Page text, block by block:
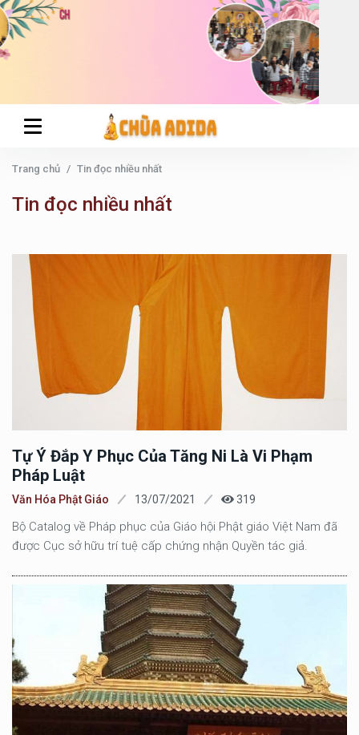
Trang chủ Tin đọc nhiều nhất
Tin đọc nhiều nhất
Tự Ý Đắp Y Phục Của Tăng Ni Là Vi Phạm
Pháp Luật
Văn Hóa Phật Giáo 13/07/2021 319
Bộ Catalog về Pháp phục của Giáo hội Phật giáo Việt Nam đã
được Cục sở hữu trí tuệ cấp chứng nhận Quyền tác giả.